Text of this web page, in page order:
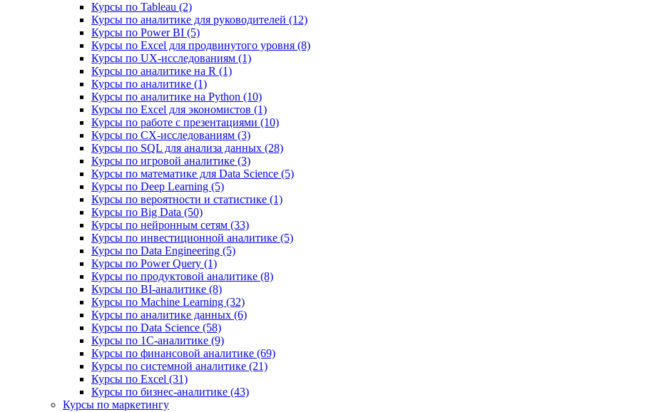
Курсы по Tableau (2)
Курсы по аналитике для руководителей (12)
Курсы по Power BI (5)
Курсы по Excel для продвинутого уровня (8)
Курсы по UX‑исследованиям (1)
Курсы по аналитике на R (1)
Курсы по аналитике (1)
Курсы по аналитике на Python (10)
Курсы по Excel для экономистов (1)
Курсы по работе с презентациями (10)
Курсы по CX-исследованиям (3)
Курсы по SQL для анализа данных (28)
Курсы по игровой аналитике (3)
Курсы по математике для Data Science (5)
Курсы по Deep Learning (5)
Курсы по вероятности и статистике (1)
Курсы по Big Data (50)
Курсы по нейронным сетям (33)
Курсы по инвестиционной аналитике (5)
Курсы по Data Engineering (5)
Курсы по Power Query (1)
Курсы по продуктовой аналитике (8)
Курсы по BI‑аналитике (8)
Курсы по Machine Learning (32)
Курсы по аналитике данных (6)
Курсы по Data Science (58)
Курсы по 1С‑аналитике (9)
Курсы по финансовой аналитике (69)
Курсы по системной аналитике (21)
Курсы по Excel (31)
Курсы по бизнес‑аналитике (43)
Курсы по маркетингу